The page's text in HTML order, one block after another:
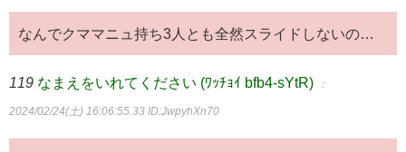
なんでクママニュ持ち3人とも全然スライドしないの…
119 なまえをいれてください (ﾜｯﾁｮｲ bfb4-sYtR) ：
2024/02/24(土) 16:06:55.33 ID:JwpyhXn70